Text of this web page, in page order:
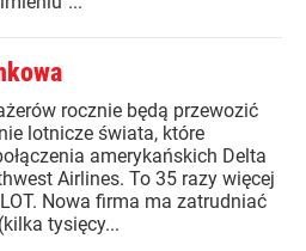
rocznie będą przewozić
lotnicze świata, które
amerykańskich Delta
Airlines. To 35 razy więcej
Nowa firma ma zatrudniać
tysięcy...